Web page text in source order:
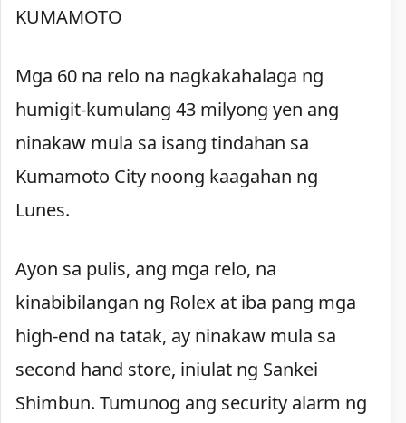
KUMAMOTO
Mga 60 na relo na nagkakahalaga ng
humigit-kumulang 43 milyong yen ang
ninakaw mula sa isang tindahan sa
Kumamoto City noong kaagahan ng
Lunes.
Ayon sa pulis, ang mga relo, na
kinabibilangan ng Rolex at iba pang mga
high-end na tatak, ay ninakaw mula sa
second hand store, iniulat ng Sankei
Shimbun. Tumunog ang security alarm ng